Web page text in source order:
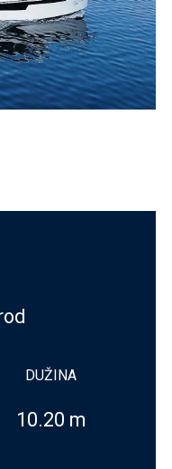
DUŽINA
10.20 m